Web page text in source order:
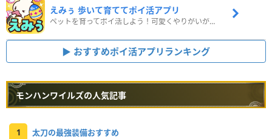
えみぅ 歩いて育ててポイ活アプリ
ペットを育ってポイ活しよう！可愛くやりがいがある新感覚アプリ
おすすめポイ活アプリランキング
モンハンワイルズの人気記事
1 太刀の最強装備おすすめ